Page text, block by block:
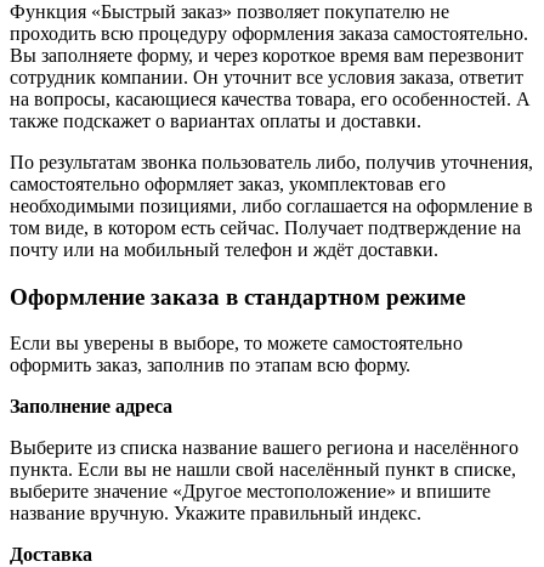
Функция «Быстрый заказ» позволяет покупателю не
проходить всю процедуру оформления заказа самостоятельно.
Вы заполняете форму, и через короткое время вам перезвонит
сотрудник компании. Он уточнит все условия заказа, ответит
на вопросы, касающиеся качества товара, его особенностей. А
также подскажет о вариантах оплаты и доставки.
По результатам звонка пользователь либо, получив уточнения,
самостоятельно оформляет заказ, укомплектовав его
необходимыми позициями, либо соглашается на оформление в
том виде, в котором есть сейчас. Получает подтверждение на
почту или на мобильный телефон и ждёт доставки.
Оформление заказа в стандартном режиме
Если вы уверены в выборе, то можете самостоятельно
оформить заказ, заполнив по этапам всю форму.
Заполнение адреса
Выберите из списка название вашего региона и населённого
пункта. Если вы не нашли свой населённый пункт в списке,
выберите значение «Другое местоположение» и впишите
название вручную. Укажите правильный индекс.
Доставка